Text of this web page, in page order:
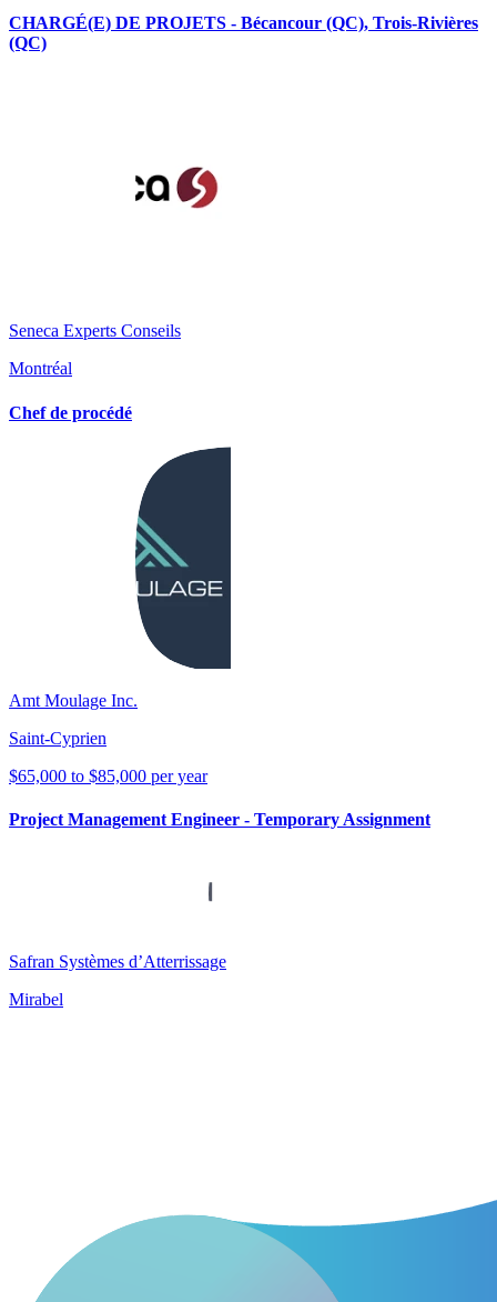
CHARGÉ(E) DE PROJETS - Bécancour (QC), Trois-Rivières
(QC)
Seneca Experts Conseils
Montréal
Chef de procédé
Amt Moulage Inc.
Saint-Cyprien
$65,000 to $85,000 per year
Project Management Engineer - Temporary Assignment
Safran Systèmes d’Atterrissage
Mirabel